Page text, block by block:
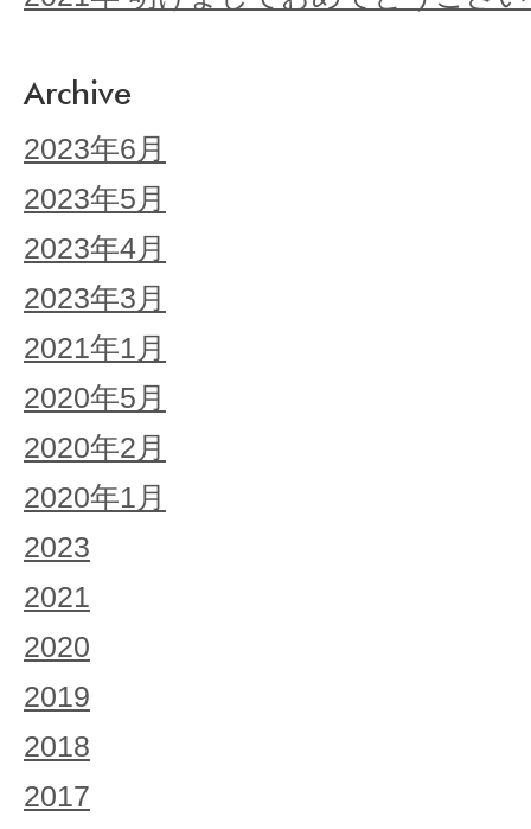
Archive
2023年6月
2023年5月
2023年4月
2023年3月
2021年1月
2020年5月
2020年2月
2020年1月
2023
2021
2020
2019
2018
2017